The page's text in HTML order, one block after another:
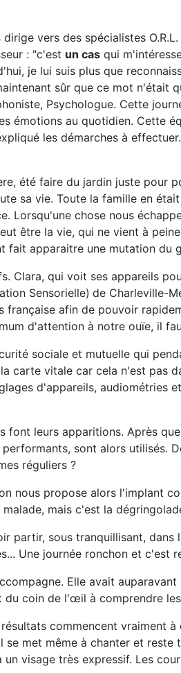
vers des spécialistes
: "c'est un cas qui
je lui suis plus que
sûr que ce mot n'était
Psychologue. Cette
émotions au quotidien. Cette
les démarches à
été faire du jardin juste
sa vie. Toute la famille en
Lorsqu'une chose nous
être la vie, qui ne vient à
fait apparaitre une mutation du
Clara, qui voit ses appareils
Sensorielle) de Charleville-
française afin de pouvoir
d'attention à notre ouïe, il
sociale et mutuelle qui
carte vitale car cela n'est pas
d'appareils, audiométries
leurs apparitions. Après
sont alors utilisés.
réguliers ?
nous propose alors l'implant
mais c'est la
partir, sous tranquillisant,
Une journée ronchon et c'est
Elle avait
coin de l'œil à comprendre
commencent vraiment
met même à chanter et
visage très expressif. Les